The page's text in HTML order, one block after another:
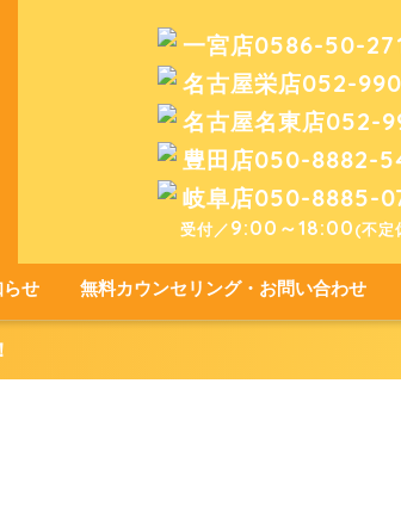
一宮店0586-50-
名古屋栄店052-
名古屋名東店052-
豊田店050-8882-
岐阜店050-8885-
受付／9:00～18:00(不定
らせ 無料カウンセリング・お問い合わせ